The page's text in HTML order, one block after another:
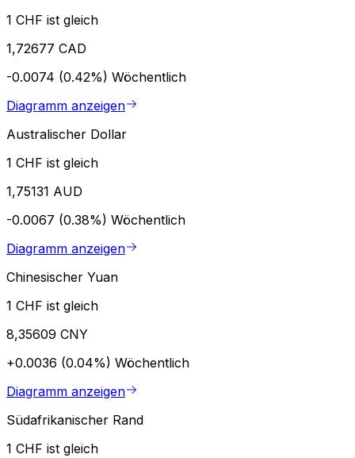
1 CHF ist gleich
1,72677 CAD
-0.0074 (0.42%) Wöchentlich
Diagramm anzeigen
Australischer Dollar
1 CHF ist gleich
1,75131 AUD
-0.0067 (0.38%) Wöchentlich
Diagramm anzeigen
Chinesischer Yuan
1 CHF ist gleich
8,35609 CNY
+0.0036 (0.04%) Wöchentlich
Diagramm anzeigen
Südafrikanischer Rand
1 CHF ist gleich